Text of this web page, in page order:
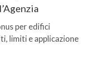
per edifici
limiti e applicazione